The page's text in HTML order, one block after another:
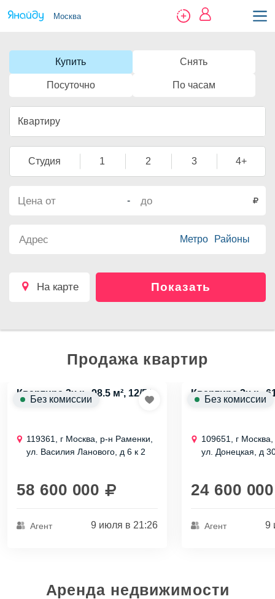
Москва
Купить Снять
Посуточно По часам
Квартиру
Студия 1 2 3 4+
-
Метро Районы
на карте Показать
Продажа квартир
Квартира 3х к., 98.5 м², 12/51
эт.
119361, г Москва, р-н Раменки,
ул. Василия Ланового, д 6 к 2
58 600 000
Агент 9 июля в 21:26
Без комиссии
Квартира 3х к.,
эт.
109651, г
ул. Донецкая, д
24 600 000
Агент 9
Без комиссии
Аренда недвижимости